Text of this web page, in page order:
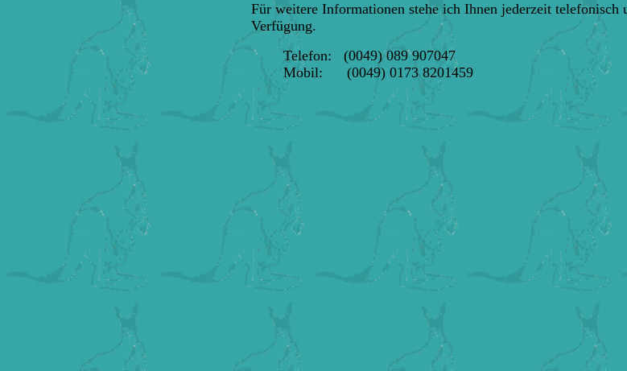
Für weitere Informationen stehe ich Ihnen jederzeit telefonisch
Verfügung.
Telefon: (0049) 089 907047
Mobil: (0049) 0173 8201459